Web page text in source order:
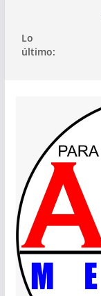
contenido
Lo
último: